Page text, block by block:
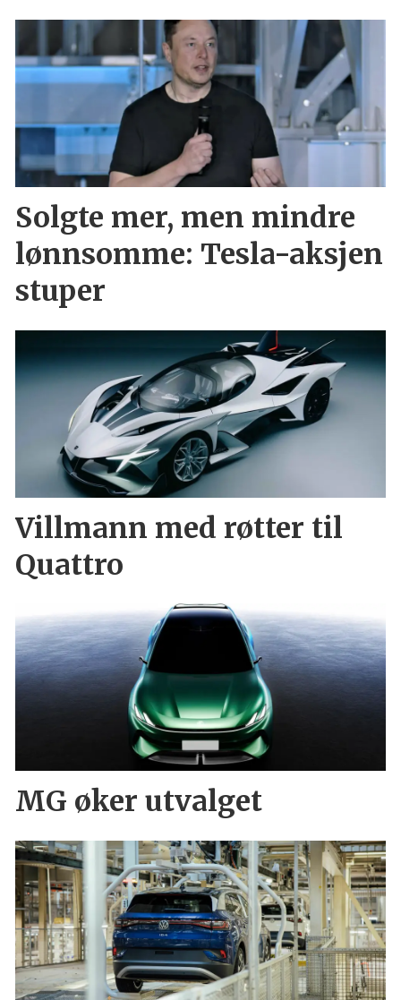
Solgte mer, men mindre
lønnsomme: Tesla-aksjen
stuper
Villmann med røtter til
Quattro
MG øker utvalget